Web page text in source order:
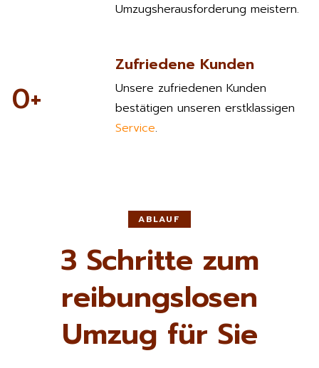
Umzugsherausforderung meistern.
0+
Zufriedene Kunden
Unsere zufriedenen Kunden
bestätigen unseren erstklassigen
Service.
ABLAUF
3 Schritte zum
reibungslosen
Umzug für Sie